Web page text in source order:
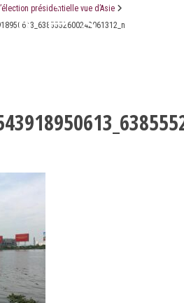
présidentielle vue d’Asie